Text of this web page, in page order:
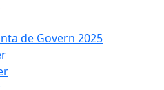
de Govern 2025